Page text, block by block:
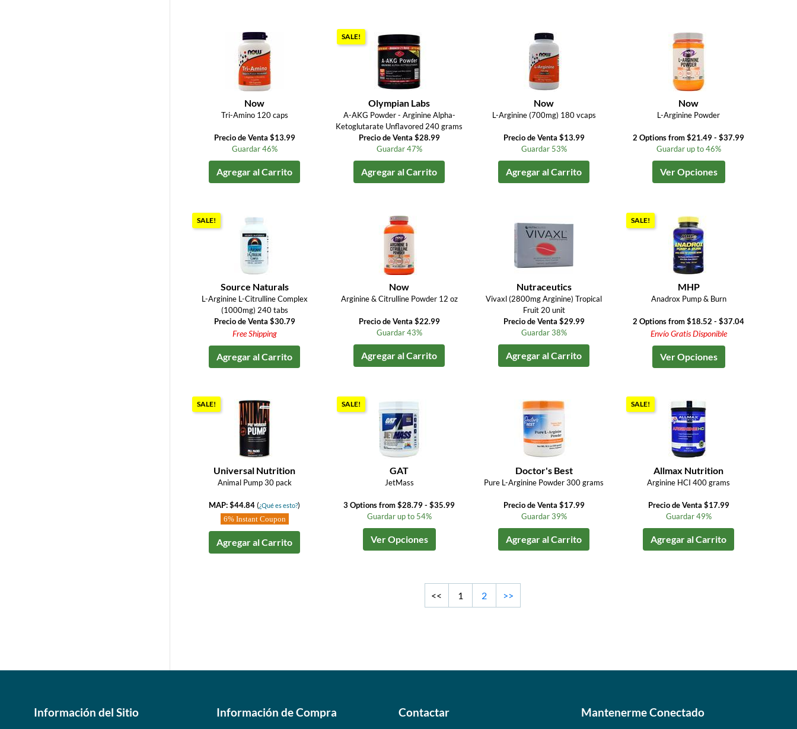
Now
Tri-Amino 120 caps
Precio de Venta $13.99
Guardar 46%
Agregar al Carrito
SALE!
Olympian Labs
A-AKG Powder - Arginine Alpha-
Ketoglutarate Unflavored 240 grams
Precio de Venta $28.99
Guardar 47%
Agregar al Carrito
Now
L-Arginine (700mg) 180 vcaps
Precio de Venta $13.99
Guardar 53%
Agregar al Carrito
Now
L-Arginine Powder
2 Options from $21.49 - $37.99
Guardar up to 46%
Ver Opciones
SALE!
Source Naturals
L-Arginine L-Citrulline Complex
(1000mg) 240 tabs
Precio de Venta $30.79
Free Shipping
Agregar al Carrito
Now
Arginine & Citrulline Powder 12 oz
Precio de Venta $22.99
Guardar 43%
Agregar al Carrito
Nutraceutics
Vivaxl (2800mg Arginine) Tropical
Fruit 20 unit
Precio de Venta $29.99
Guardar 38%
Agregar al Carrito
SALE!
MHP
Anadrox Pump & Burn
2 Options from $18.52 - $37.04
Envío Gratis Disponible
Ver Opciones
SALE!
Universal Nutrition
Animal Pump 30 pack
MAP: $44.84(¿Qué es esto?)
6% Instant Coupon
Agregar al Carrito
SALE!
GAT
JetMass
3 Options from $28.79 - $35.99
Guardar up to 54%
Ver Opciones
Doctor's Best
Pure L-Arginine Powder 300 grams
Precio de Venta $17.99
Guardar 39%
Agregar al Carrito
SALE!
Allmax Nutrition
Arginine HCI 400 grams
Precio de Venta $17.99
Guardar 49%
Agregar al Carrito
<< 1 2 >>
Información del Sitio Información de Compra Contactar Mantenerme Conectado